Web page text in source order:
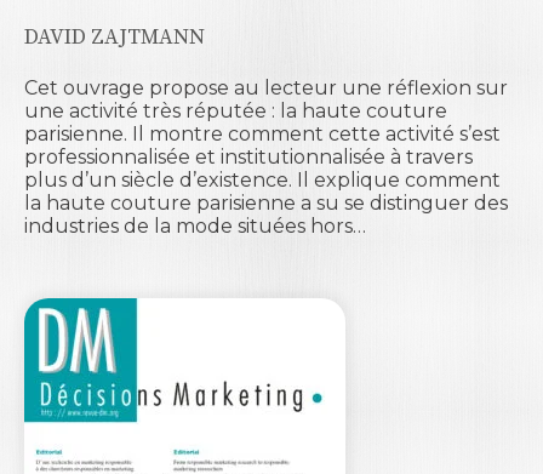
DAVID ZAJTMANN
Cet ouvrage propose au lecteur une réflexion sur
une activité très réputée : la haute couture
parisienne. Il montre comment cette activité s’est
professionnalisée et institutionnalisée à travers
plus d’un siècle d’existence. Il explique comment
la haute couture parisienne a su se distinguer des
industries de la mode situées hors…